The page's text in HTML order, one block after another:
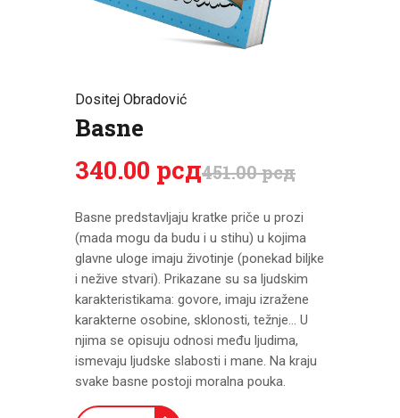
CENOVNIK
Dositej Obradović
Basne
451.00рсд
340.00 рсд
Basne predstavljaju kratke priče u prozi
(mada mogu da budu i u stihu) u kojima
glavne uloge imaju životinje (ponekad biljke
i nežive stvari). Prikazane su sa ljudskim
karakteristikama: govore, imaju izražene
karakterne osobine, sklonosti, težnje… U
njima se opisuju odnosi među ljudima,
ismevaju ljudske slabosti i mane. Na kraju
svake basne postoji moralna pouka.